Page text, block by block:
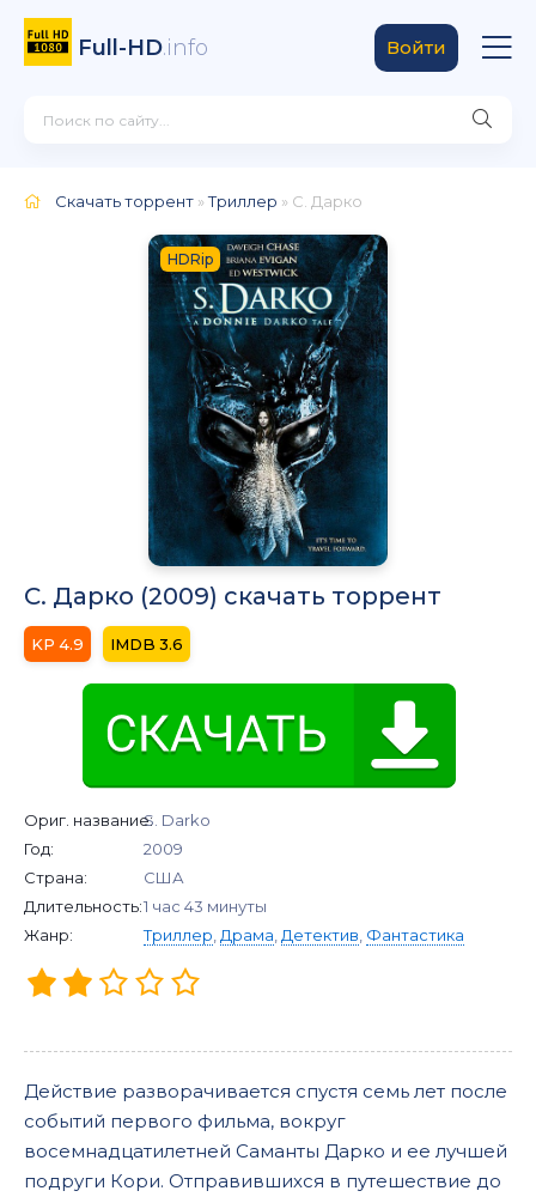
Full-HD.info Войти
Скачать торрент »Триллер » С. Дарко
HDRip
С. Дарко (2009) скачать торрент
4.9 3.6
Ориг. название:S. Darko
Год:
2009
Страна:
США
Длительность:1 час 43 минуты
Жанр:
Триллер,Драма,Детектив, Фантастика
Действие разворачивается спустя семь лет после
событий первого фильма, вокруг
восемнадцатилетней Саманты Дарко и ее лучшей
подруги Кори. Отправившихся в путешествие до